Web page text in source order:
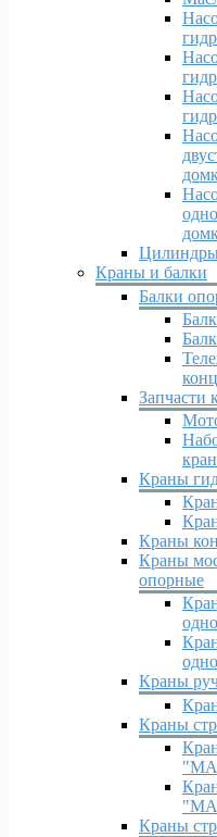
Краны и балки
Балки
Запчасти
Краны
Краны
Краны
опорные
Краны
Краны
Краны